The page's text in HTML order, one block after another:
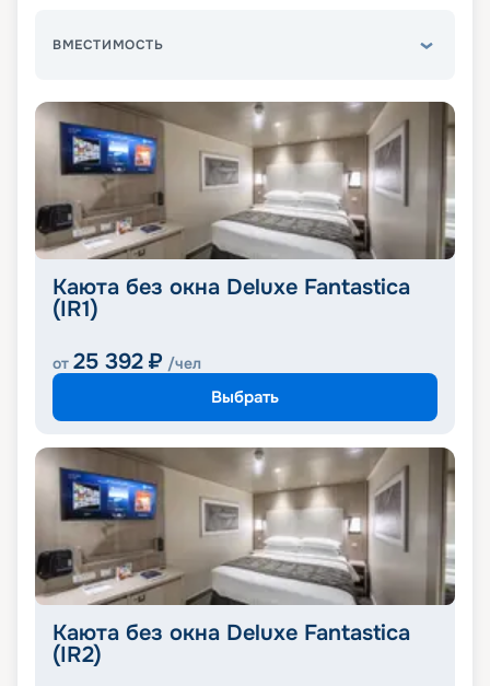
ВМЕСТИМОСТЬ
Каюта без окна Deluxe Fantastica
(IR1)
от 25 392 ₽ /чел
Выбрать
Каюта без окна Deluxe Fantastica
(IR2)